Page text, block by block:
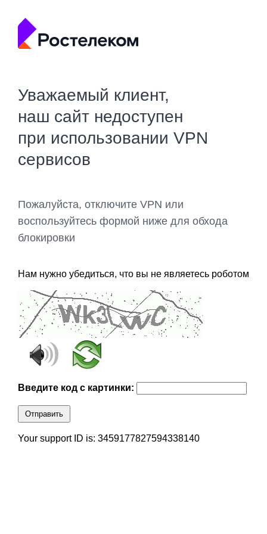
Уважаемый клиент,
наш сайт недоступен
при использовании VPN
сервисов
Пожалуйста, отключите VPN или
воспользуйтесь формой ниже для обхода
блокировки
Нам нужно убедиться, что вы не являетесь роботом
Введите код с картинки:
Отправить
Your support ID is: 3459177827594338140